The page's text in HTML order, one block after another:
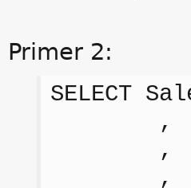
Primer 2:
SELECT
,
,
,